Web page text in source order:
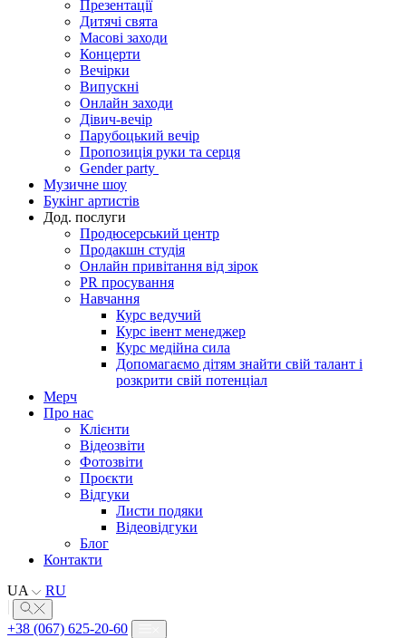
Презентації
Дитячі свята
Масові заходи
Концерти
Вечірки
Випускні
Онлайн заходи
Дівич-вечір
Парубоцький вечір
Пропозиція руки та серця
Gender party
Музичне шоу
Букінг артистів
Дод. послуги
Продюсерський центр
Продакшн студія
Онлайн привітання від зірок
PR просування
Навчання
Курс ведучий
Курс івент менеджер
Курс медійна сила
Допомагаємо дітям знайти свій талант і
розкрити свій потенціал
Мерч
Про нас
Клієнти
Відеозвіти
Фотозвіти
Проєкти
Відгуки
Листи подяки
Відеовідгуки
Блог
Контакти
UA
RU
+38 (067) 625-20-60